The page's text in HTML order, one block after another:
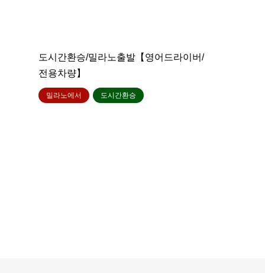
도시간환승/밀라노출발【영어드라이버/
전용차량】
밀라노에서 도시간환승